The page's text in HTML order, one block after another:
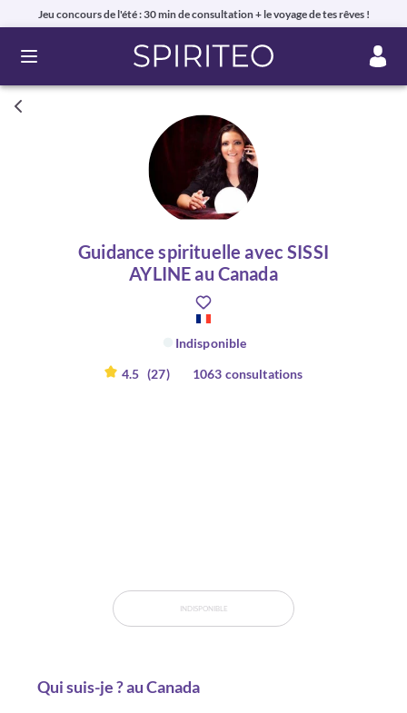
Jeu concours de l'été : 30 min de consultation + le voyage de tes rêves !
Ouvrir le menu
Guidance spirituelle avec SISSI
AYLINE au Canada
Indisponible
4.5 (27) 1063 consultations
INDISPONIBLE
Qui suis-je ? au Canada